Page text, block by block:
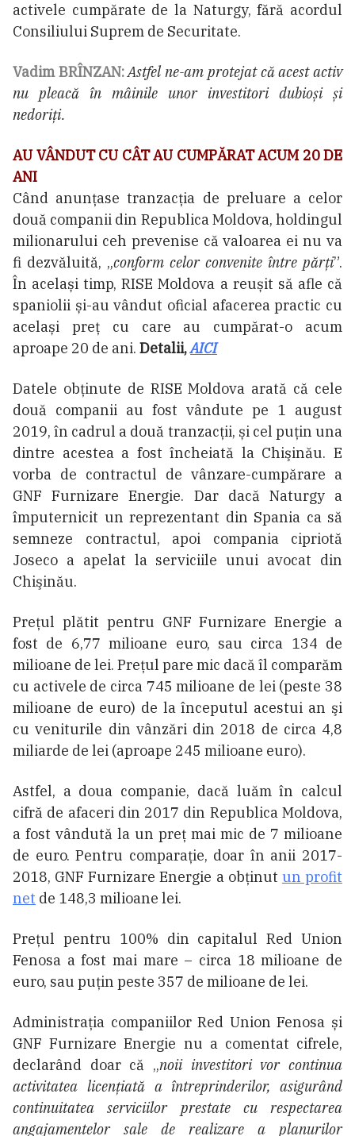
activele cumpărate de la Naturgy, fără acordul
Consiliului Suprem de Securitate.
Vadim BRÎNZAN:Astfel ne-am protejat că acest activ
nu pleacă în mâinile unor investitori dubioși și
nedoriți.
AU VÂNDUT CU CÂT AU CUMPĂRAT ACUM 20 DE
ANI
Când anunțase tranzacția de preluare a celor
două companii din Republica Moldova, holdingul
milionarului ceh prevenise că valoarea ei nu va
fi dezvăluită, „conform celor convenite între părți”.
În același timp, RISE Moldova a reușit să afle că
spaniolii și-au vândut oficial afacerea practic cu
același preț cu care au cumpărat-o acum
aproape 20 de ani. Detalii,AICI
Datele obţinute de RISE Moldova arată că cele
două companii au fost vândute pe 1 august
2019, în cadrul a două tranzacţii, și cel puţin una
dintre acestea a fost încheiată la Chişinău. E
vorba de contractul de vânzare-cumpărare a
GNF Furnizare Energie. Dar dacă Naturgy a
împuternicit un reprezentant din Spania ca să
semneze contractul, apoi compania cipriotă
Joseco a apelat la serviciile unui avocat din
Chişinău.
Preţul plătit pentru GNF Furnizare Energie a
fost de 6,77 milioane euro, sau circa 134 de
milioane de lei. Preţul pare mic dacă îl comparăm
cu activele de circa 745 milioane de lei (peste 38
milioane de euro) de la începutul acestui an şi
cu veniturile din vânzări din 2018 de circa 4,8
miliarde de lei (aproape 245 milioane euro).
Astfel, a doua companie, dacă luăm în calcul
cifră de afaceri din 2017 din Republica Moldova,
a fost vândută la un preţ mai mic de 7 milioane
de euro. Pentru comparaţie, doar în anii 2017-
2018, GNF Furnizare Energie a obţinut un profit
net de 148,3 milioane lei.
Prețul pentru 100% din capitalul Red Union
Fenosa a fost mai mare – circa 18 milioane de
euro, sau puțin peste 357 de milioane de lei.
Administraţia companiilor Red Union Fenosa și
GNF Furnizare Energie nu a comentat cifrele,
declarând doar că „noii investitori vor continua
activitatea licențiată a întreprinderilor, asigurând
continuitatea serviciilor prestate cu respectarea
angajamentelor sale de realizare a planurilor